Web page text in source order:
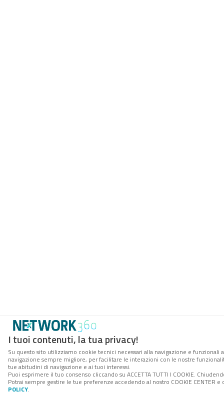
I tuoi contenuti, la tua privacy!
Su questo sito utilizziamo cookie tecnici necessari alla navigazione e
navigazione sempre migliore, per facilitare le interazioni con le nostre
tue abitudini di navigazione e ai tuoi interessi.
Puoi esprimere il tuo consenso cliccando su ACCETTA TUTTI I COOKIE.
Potrai sempre gestire le tue preferenze accedendo al nostro COOKIE
POLICY.